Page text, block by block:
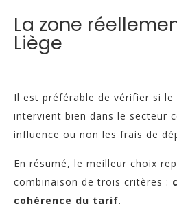
La zone
Liège
Il est préférable de vérifier si le
intervient bien dans le secteur
influence ou non les frais de
En résumé, le meilleur choix
combinaison de trois critères :
cohérence du tarif.